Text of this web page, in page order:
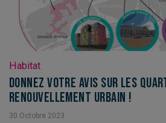
Habitat
Donnez votre avis sur les
renouvellement urbain !
30 Octobre 2023